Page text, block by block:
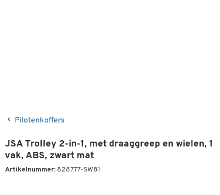
Pilotenkoffers
JSA Trolley 2-in-1, met draaggreep en wielen, 1
vak, ABS, zwart mat
Artikelnummer: 828777-SW81